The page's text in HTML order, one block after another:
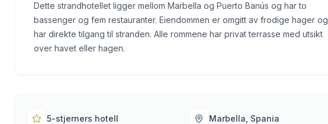
Dette strandhotellet ligger mellom Marbella og Puerto Banús og har to
bassenger og fem restauranter. Eiendommen er omgitt av frodige hager og
har direkte tilgang til stranden. Alle rommene har privat terrasse med utsikt
over havet eller hagen.
5-stjerners hotell Marbella, Spania